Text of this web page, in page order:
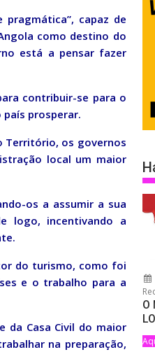
capaz de
como destino do
está a pensar fazer
contribuir-se para o
prosperar.
Território, os governos
local um maior
os a assumir a sua
logo, incentivando a
do turismo, como foi
e o trabalho para a
Casa Civil do maior
na preparação,
O